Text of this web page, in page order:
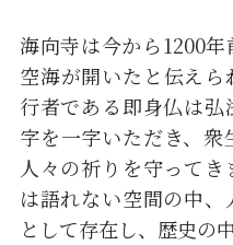
海向寺は今から1200
空海が開いたと伝え
行者である即身仏は
字を一字いただき、衆
人々の祈りを守って
は語れない空間の中
として存在し、歴史の